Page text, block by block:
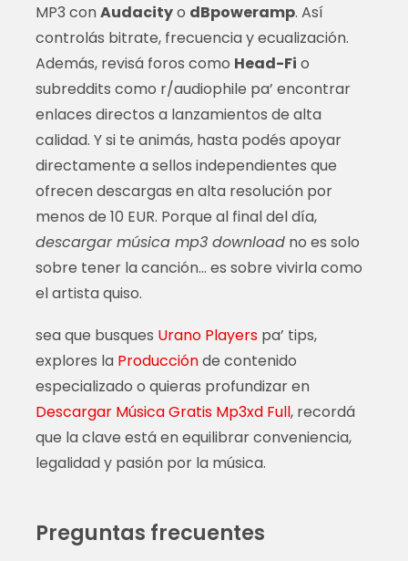
MP3 conAudacityo dBpoweramp. Así
controlás bitrate, frecuencia y ecualización.
Además, revisá foros como Head-Fi o
subreddits como r/audiophile pa’ encontrar
enlaces directos a lanzamientos de alta
calidad. Y si te animás, hasta podés apoyar
directamente a sellos independientes que
ofrecen descargas en alta resolución por
menos de 10 EUR. Porque al final del día,
descargar música mp3 downloadno es solo
sobre tener la canción… es sobre vivirla como
el artista quiso.
sea que busques Urano Playerspa’ tips,
explores la Producciónde contenido
especializado o quieras profundizar en
Descargar Música Gratis Mp3xd Full, recordá
que la clave está en equilibrar conveniencia,
legalidad y pasión por la música.
Preguntas frecuentes